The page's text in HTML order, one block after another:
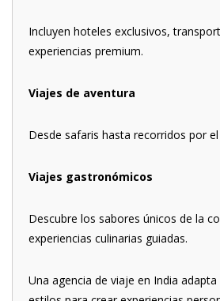
Incluyen hoteles exclusivos,
experiencias premium.
Viajes de aventura
Desde safaris hasta recorridos por
Viajes gastronómicos
Descubre los sabores únicos de la
experiencias culinarias guiadas.
Una agencia de viaje en India